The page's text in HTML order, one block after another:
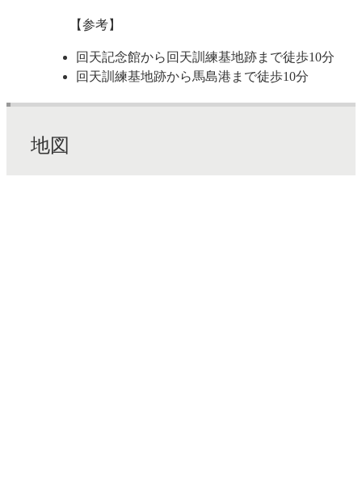
【参考】
回天記念館から回天訓練基地跡まで徒歩10分
回天訓練基地跡から馬島港まで徒歩10分
地図